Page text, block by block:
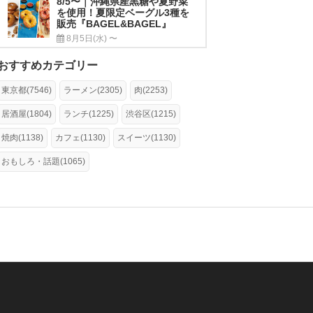
を使用！夏限定ベーグル3種を
販売『BAGEL&BAGEL』
8月5日(水) 〜
すすめカテゴリー
東京都(7546) ラーメン(2305) 肉(2253)
居酒屋(1804) ランチ(1225) 渋谷区(1215)
焼肉(1138) カフェ(1130) スイーツ(1130)
おもしろ・話題(1065)